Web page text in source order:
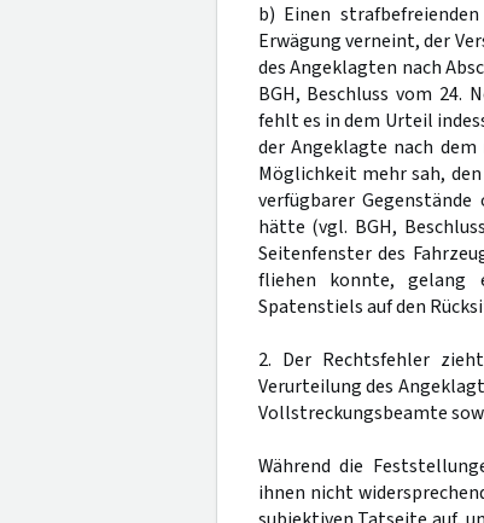
b) Einen
Erwägung verneint, der
des Angeklagten nach
BGH, Beschluss vom 24.
fehlt es in dem Urteil
der Angeklagte nach
Möglichkeit mehr sah,
verfügbarer
hätte (vgl. BGH,
Seitenfenster des
fliehen konnte, gelang
Spatenstiels auf den
2. Der Rechtsfehler
Verurteilung des
Vollstreckungsbeamte
Während die
ihnen nicht